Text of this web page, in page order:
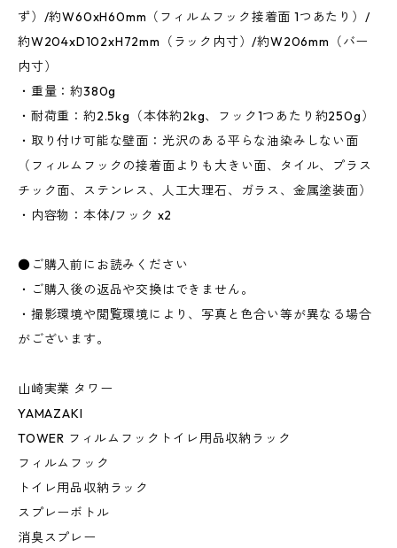
ず）/約W60xH60mm（フィルムフック接着面 1つあたり）/
約W204xD102xH72mm（ラック内寸）/約W206mm（バー
内寸）
・重量：約380g
・耐荷重：約2.5kg（本体約2kg、フック1つあたり約250g）
・取り付け可能な壁面：光沢のある平らな油染みしない面
（フィルムフックの接着面よりも大きい面、タイル、プラス
チック面、ステンレス、人工大理石、ガラス、金属塗装面）
・内容物：本体/フック x2
●ご購入前にお読みください
・ご購入後の返品や交換はできません。
・撮影環境や閲覧環境により、写真と色合い等が異なる場合
がございます。
山崎実業 タワー
YAMAZAKI
TOWER フィルムフックトイレ用品収納ラック
フィルムフック
トイレ用品収納ラック
スプレーボトル
消臭スプレー